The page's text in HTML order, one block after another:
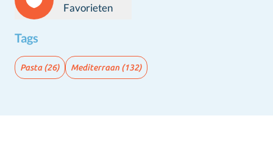
Favorieten
Tags
Pasta(26) Mediterraan (132)